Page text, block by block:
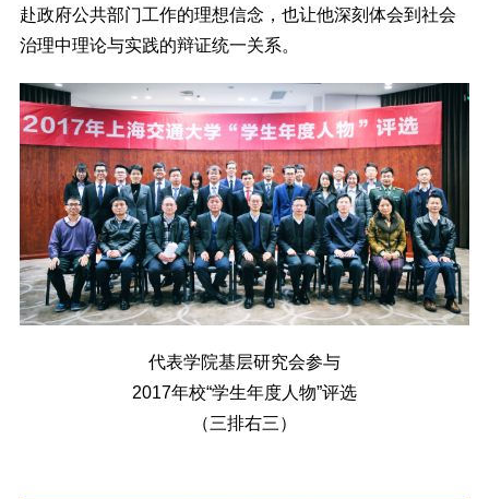
赴政府公共部门工作的理想信念，也让他深刻体会到社会
治理中理论与实践的辩证统一关系。
代表学院基层研究会参与
2017年校“学生年度人物”评选
（三排右三）